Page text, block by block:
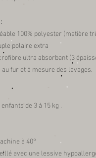
100% polyester (matière
polaire extra
ultra absorbant (3
fur et à mesure des lavages.
de 3 à 15 kg .
à 40°
avec une lessive